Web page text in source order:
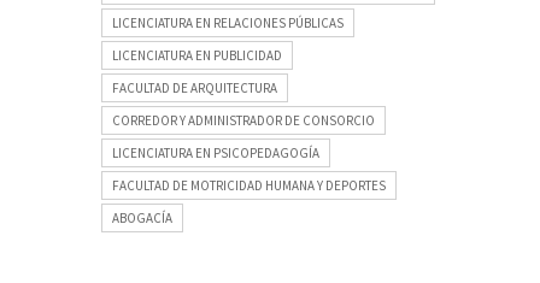
LICENCIATURA EN RELACIONES PÚBLICAS
LICENCIATURA EN PUBLICIDAD
FACULTAD DE ARQUITECTURA
CORREDOR Y ADMINISTRADOR DE CONSORCIO
LICENCIATURA EN PSICOPEDAGOGÍA
FACULTAD DE MOTRICIDAD HUMANA Y DEPORTES
ABOGACÍA